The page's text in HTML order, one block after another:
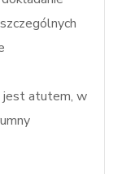
jest atutem, w